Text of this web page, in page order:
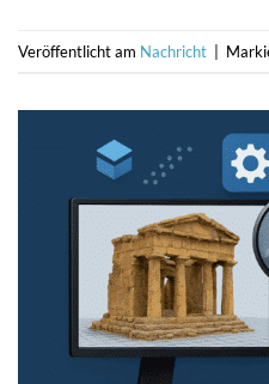
Veröffentlicht am Nachricht